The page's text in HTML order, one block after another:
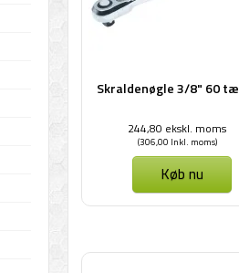
Skraldenøgle 3/8" 60
244,80 ekskl. moms
(306,00 Inkl. moms)
Køb nu